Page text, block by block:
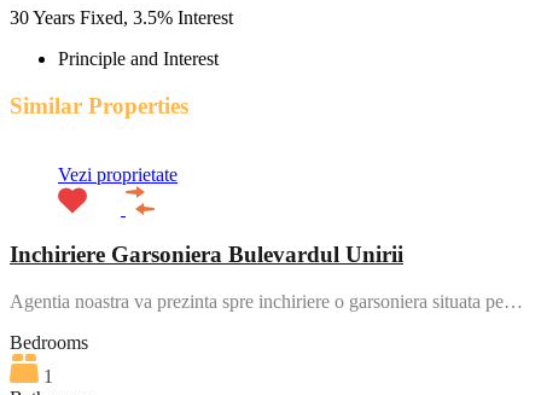
30Years Fixed, 3.5% Interest
Principle and Interest
Similar Properties
Vezi proprietate
Inchiriere Garsoniera Bulevardul Unirii
Agentia noastra va prezinta spre inchiriere o garsoniera situata pe…
Bedrooms
1